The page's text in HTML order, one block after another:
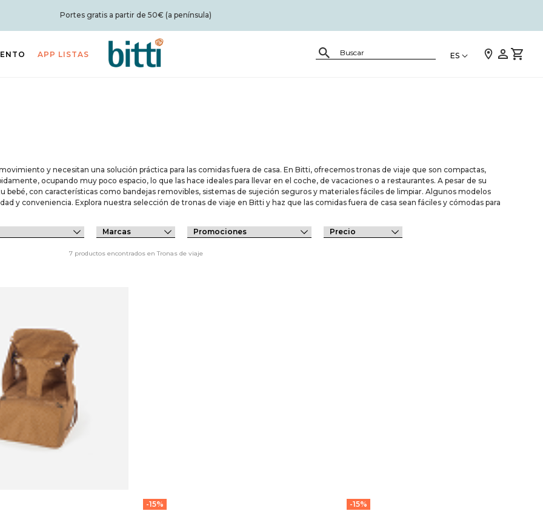
Portes gratis a partir de 50€ (a península)
APP LISTAS ES
y necesitan una solución práctica para las comidas fuera de casa. En Bitti, ofrecemos tronas de viaje que son compactas,
ocupando muy poco espacio, lo que las hace ideales para llevar en el coche, de vacaciones o a restaurantes. A pesar de su
con características como bandejas removibles, sistemas de sujeción seguros y materiales fáciles de limpiar. Algunos modelos
y conveniencia. Explora nuestra selección de tronas de viaje en Bitti y haz que las comidas fuera de casa sean fáciles y cómodas para
7 productos encontrados en Tronas de viaje
-15%
-15%